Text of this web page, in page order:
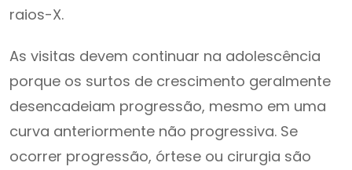
raios-X.
As visitas devem continuar na adolescência
porque os surtos de crescimento geralmente
desencadeiam progressão, mesmo em uma
curva anteriormente não progressiva. Se
ocorrer progressão, órtese ou cirurgia são